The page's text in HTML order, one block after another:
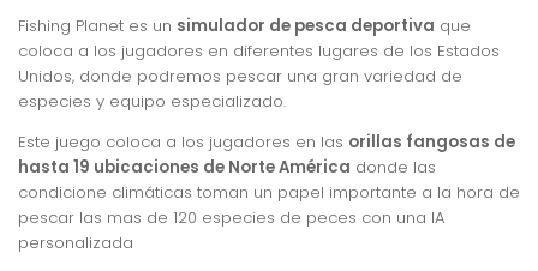
Fishing Planet es un simulador de pesca deportiva que
coloca a los jugadores en diferentes lugares de los Estados
Unidos, donde podremos pescar una gran variedad de
especies y equipo especializado.
Este juego coloca a los jugadores en las orillas fangosas de
hasta 19 ubicaciones de Norte América donde las
condicione climáticas toman un papel importante a la hora de
pescar las mas de 120 especies de peces con una IA
personalizada